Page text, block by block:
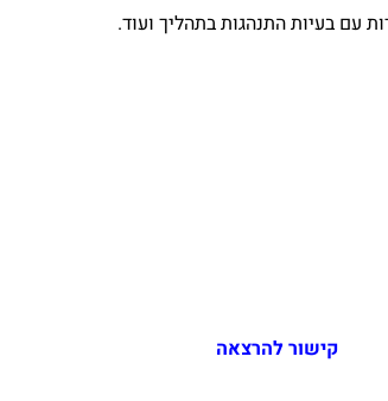
עם בעיות התנהגות בתהליך ועוד.
קישור להרצאה